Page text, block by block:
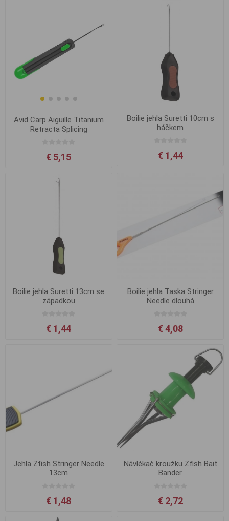
Avid Carp Aiguille Titanium
Retracta Splicing
€ 5,15
Boilie jehla Suretti 10cm s
háčkem
€ 1,44
Boilie jehla Suretti 13cm se
západkou
€ 1,44
Boilie jehla Taska Stringer
Needle dlouhá
€ 4,08
Jehla Zfish Stringer Needle
13cm
€ 1,48
Návlékač kroužku Zfish Bait
Bander
€ 2,72